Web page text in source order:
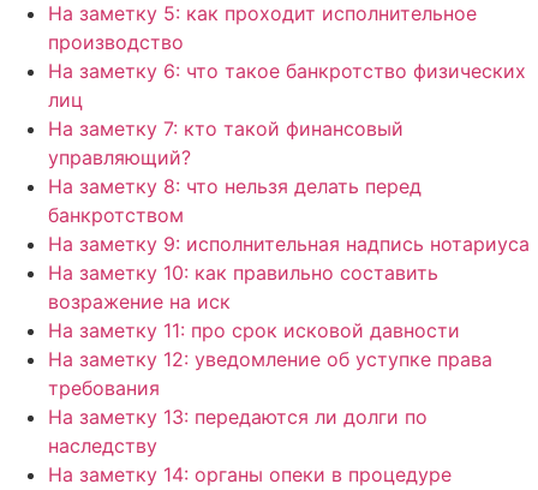
На заметку 5: как проходит исполнительное
производство
На заметку 6: что такое банкротство физических
лиц
На заметку 7: кто такой финансовый
управляющий?
На заметку 8: что нельзя делать перед
банкротством
На заметку 9: исполнительная надпись нотариуса
На заметку 10: как правильно составить
возражение на иск
На заметку 11: про срок исковой давности
На заметку 12: уведомление об уступке права
требования
На заметку 13: передаются ли долги по
наследству
На заметку 14: органы опеки в процедуре